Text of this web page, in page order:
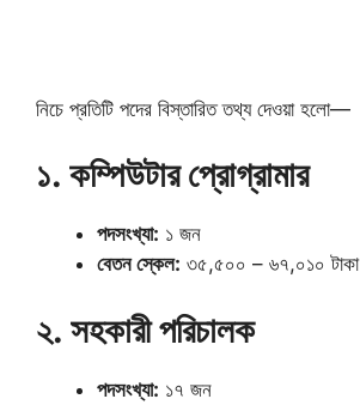
নিচে প্রতিটি পদের বিস্তারিত তথ্য দেওয়া হলো—
১. কম্পিউটার প্রোগ্রামার
পদসংখ্যা: ১ জন
বেতন স্কেল: ৩৫,৫০০ – ৬৭,০১০ টাকা
২. সহকারী পরিচালক
পদসংখ্যা: ১৭ জন